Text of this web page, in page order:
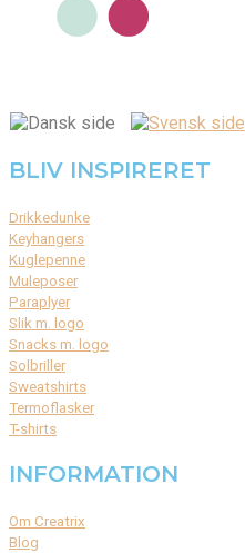
BLIV INSPIRERET
Drikkedunke
Keyhangers
Kuglepenne
Muleposer
Paraplyer
Slik m. logo
Snacks m. logo
Solbriller
Sweatshirts
Termoflasker
T-shirts
INFORMATION
Om Creatrix
Blog